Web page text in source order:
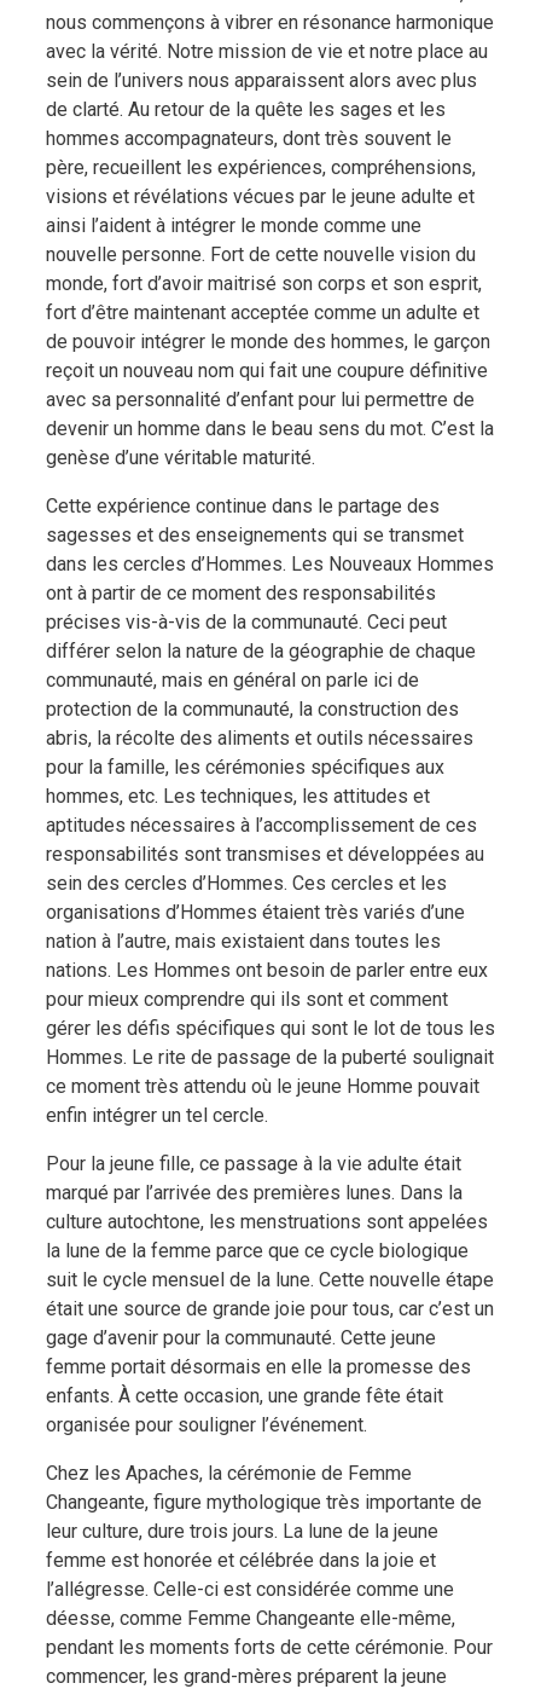
nous commençons à vibrer en résonance harmonique
avec la vérité. Notre mission de vie et notre place au
sein de l’univers nous apparaissent alors avec plus
de clarté. Au retour de la quête les sages et les
hommes accompagnateurs, dont très souvent le
père, recueillent les expériences, compréhensions,
visions et révélations vécues par le jeune adulte et
ainsi l’aident à intégrer le monde comme une
nouvelle personne. Fort de cette nouvelle vision du
monde, fort d’avoir maitrisé son corps et son esprit,
fort d’être maintenant acceptée comme un adulte et
de pouvoir intégrer le monde des hommes, le garçon
reçoit un nouveau nom qui fait une coupure définitive
avec sa personnalité d’enfant pour lui permettre de
devenir un homme dans le beau sens du mot. C’est la
genèse d’une véritable maturité.
Cette expérience continue dans le partage des
sagesses et des enseignements qui se transmet
dans les cercles d’Hommes. Les Nouveaux Hommes
ont à partir de ce moment des responsabilités
précises vis-à-vis de la communauté. Ceci peut
différer selon la nature de la géographie de chaque
communauté, mais en général on parle ici de
protection de la communauté, la construction des
abris, la récolte des aliments et outils nécessaires
pour la famille, les cérémonies spécifiques aux
hommes, etc. Les techniques, les attitudes et
aptitudes nécessaires à l’accomplissement de ces
responsabilités sont transmises et développées au
sein des cercles d’Hommes. Ces cercles et les
organisations d’Hommes étaient très variés d’une
nation à l’autre, mais existaient dans toutes les
nations. Les Hommes ont besoin de parler entre eux
pour mieux comprendre qui ils sont et comment
gérer les défis spécifiques qui sont le lot de tous les
Hommes. Le rite de passage de la puberté soulignait
ce moment très attendu où le jeune Homme pouvait
enfin intégrer un tel cercle.
Pour la jeune fille, ce passage à la vie adulte était
marqué par l’arrivée des premières lunes. Dans la
culture autochtone, les menstruations sont appelées
la lune de la femme parce que ce cycle biologique
suit le cycle mensuel de la lune. Cette nouvelle étape
était une source de grande joie pour tous, car c’est un
gage d’avenir pour la communauté. Cette jeune
femme portait désormais en elle la promesse des
enfants. À cette occasion, une grande fête était
organisée pour souligner l’événement.
Chez les Apaches, la cérémonie de Femme
Changeante, figure mythologique très importante de
leur culture, dure trois jours. La lune de la jeune
femme est honorée et célébrée dans la joie et
l’allégresse. Celle-ci est considérée comme une
déesse, comme Femme Changeante elle-même,
pendant les moments forts de cette cérémonie. Pour
commencer, les grand-mères préparent la jeune